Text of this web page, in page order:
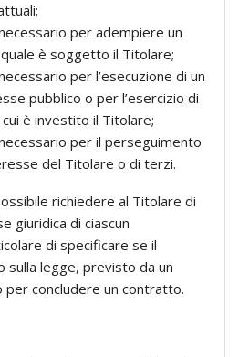
per adempiere un
è soggetto il Titolare;
per l’esecuzione di un
pubblico o per l’esercizio di
è investito il Titolare;
per il perseguimento
del Titolare o di terzi.
richiedere al Titolare di
giuridica di ciascun
di specificare se il
legge, previsto da un
concludere un contratto.